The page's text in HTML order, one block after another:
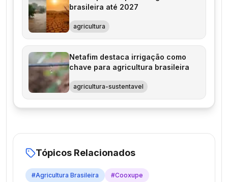
brasileira até 2027
agricultura
Netafim destaca irrigação como
chave para agricultura brasileira
agricultura-sustentavel
Tópicos Relacionados
#Agricultura Brasileira #Cooxupe